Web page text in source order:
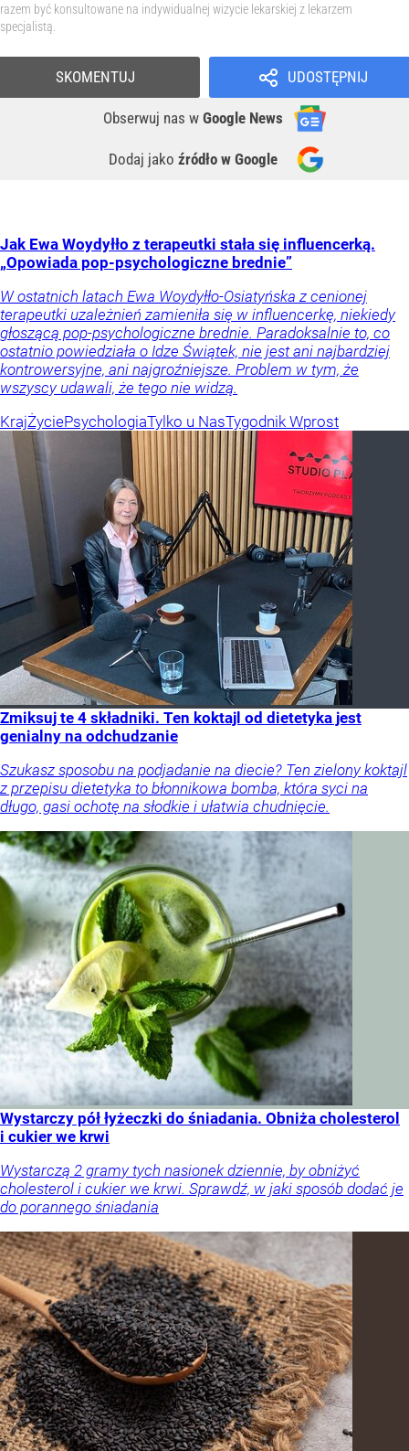
razem być konsultowane na indywidualnej wizycie lekarskiej z lekarzem
specjalistą.
UDOSTĘPNIJ
Obserwuj nas w Google News
Dodaj jako źródło w Google
SKOMENTUJ
Jak Ewa Woydyłło z terapeutki stała się influencerką.
„Opowiada pop-psychologiczne brednie”
W ostatnich latach Ewa Woydyłło-Osiatyńska z cenionej
terapeutki uzależnień zamieniła się w influencerkę, niekiedy
głoszącą pop-psychologiczne brednie. Paradoksalnie to, co
ostatnio powiedziała o Idze Świątek, nie jest ani najbardziej
kontrowersyjne, ani najgroźniejsze. Problem w tym, że
wszyscy udawali, że tego nie widzą.
KrajŻyciePsychologiaTylko u NasTygodnik Wprost
Zmiksuj te 4 składniki. Ten koktajl od dietetyka jest
genialny na odchudzanie
Szukasz sposobu na podjadanie na diecie? Ten zielony koktajl
z przepisu dietetyka to błonnikowa bomba, która syci na
długo, gasi ochotę na słodkie i ułatwia chudnięcie.
Wystarczy pół łyżeczki do śniadania. Obniża cholesterol
i cukier we krwi
Wystarczą 2 gramy tych nasionek dziennie, by obniżyć
cholesterol i cukier we krwi. Sprawdź, w jaki sposób dodać je
do porannego śniadania